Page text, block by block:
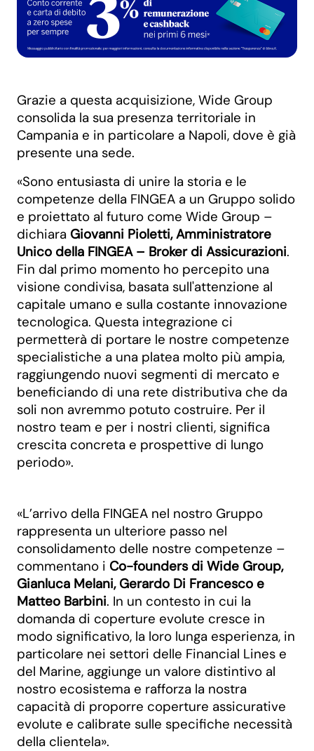
Grazie a questa acquisizione, Wide Group
consolida la sua presenza territoriale in
Campania e in particolare a Napoli, dove è già
presente una sede.
«Sono entusiasta di unire la storia e le
competenze della FINGEA a un Gruppo solido
e proiettato al futuro come Wide Group –
dichiara Giovanni Pioletti, Amministratore
Unico della FINGEA – Broker di Assicurazioni.
Fin dal primo momento ho percepito una
visione condivisa, basata sull'attenzione al
capitale umano e sulla costante innovazione
tecnologica. Questa integrazione ci
permetterà di portare le nostre competenze
specialistiche a una platea molto più ampia,
raggiungendo nuovi segmenti di mercato e
beneficiando di una rete distributiva che da
soli non avremmo potuto costruire. Per il
nostro team e per i nostri clienti, significa
crescita concreta e prospettive di lungo
periodo».
«L’arrivo della FINGEA nel nostro Gruppo
rappresenta un ulteriore passo nel
consolidamento delle nostre competenze –
commentano i Co-founders di Wide Group,
Gianluca Melani, Gerardo Di Francesco e
Matteo Barbini. In un contesto in cui la
domanda di coperture evolute cresce in
modo significativo, la loro lunga esperienza, in
particolare nei settori delle Financial Lines e
del Marine, aggiunge un valore distintivo al
nostro ecosistema e rafforza la nostra
capacità di proporre coperture assicurative
evolute e calibrate sulle specifiche necessità
della clientela».